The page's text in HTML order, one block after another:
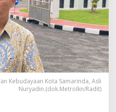
Kebudayaan Kota Samarinda, Asli
Nuryadin.(dok.MetroIkn/Radit)